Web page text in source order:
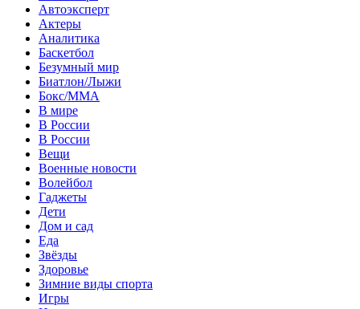
Автоэксперт
Актеры
Аналитика
Баскетбол
Безумный мир
Биатлон/Лыжи
Бокс/MMA
В мире
В России
В России
Вещи
Военные новости
Волейбол
Гаджеты
Дети
Дом и сад
Еда
Звёзды
Здоровье
Зимние виды спорта
Игры